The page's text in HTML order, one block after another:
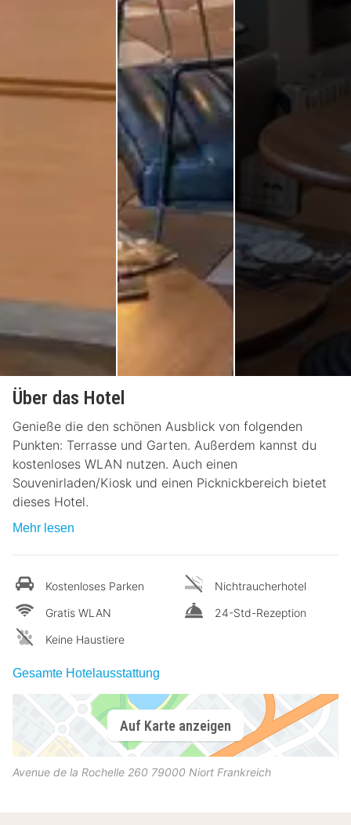
Über das Hotel
Genieße die den schönen Ausblick von folgenden
Punkten: Terrasse und Garten. Außerdem kannst du
kostenloses WLAN nutzen. Auch einen
Souvenirladen/Kiosk und einen Picknickbereich bietet
dieses Hotel.
Mehr lesen
Kostenloses Parken
Gratis WLAN
Keine Haustiere
Nichtraucherhotel
24-Std-Rezeption
Gesamte Hotelausstattung
Auf Karte anzeigen
Avenue de la Rochelle 260 79000 Niort Frankreich